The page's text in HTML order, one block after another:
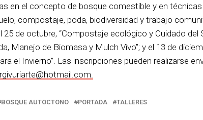
en el concepto de bosque comestible y en
compostaje, poda, biodiversidad y trabajo
25 de octubre, “Compostaje ecológico y Cuidado del
Manejo de Biomasa y Mulch Vivo”; y el 13 de
el Invierno”. Las inscripciones pueden realizarse
BOSQUE AUTOCTONO PORTADA TALLERES